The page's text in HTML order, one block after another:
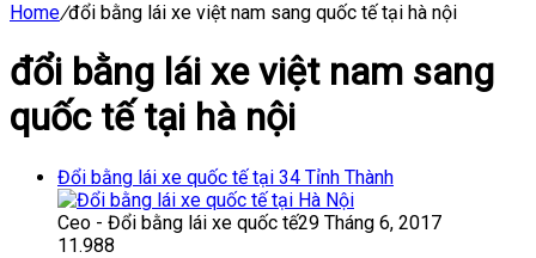
Home/đổi bằng lái xe việt nam sang quốc tế tại hà nội
đổi bằng lái xe việt nam sang
quốc tế tại hà nội
Đổi bằng lái xe quốc tế tại 34 Tỉnh Thành
Ceo - Đổi bằng lái xe quốc tế29 Tháng 6, 2017
11.988